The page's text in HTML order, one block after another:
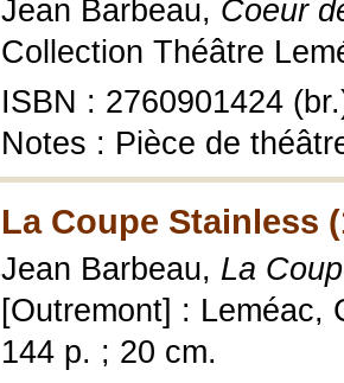
Jean Barbeau, Coeur
Collection Théâtre
ISBN : 2760901424
Notes : Pièce de
La Coupe Stainless
Jean Barbeau, La
[Outremont] : Leméac,
144 p. ; 20 cm.